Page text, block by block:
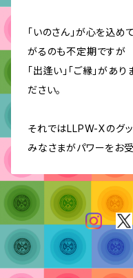
「いのさん」が心を込め
がるのも不定期ですが
「出逢い」「ご縁」があ
ださい。
それではLLPW-Xのグ
みなさまがパワーをお